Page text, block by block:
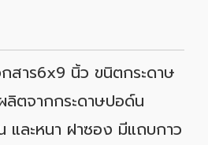
สาร6x9 นิ้ว ขนิตกระดาษ
ตจากกระดาษปอด์น
และหนา ฝาซอง มีแถบกาว